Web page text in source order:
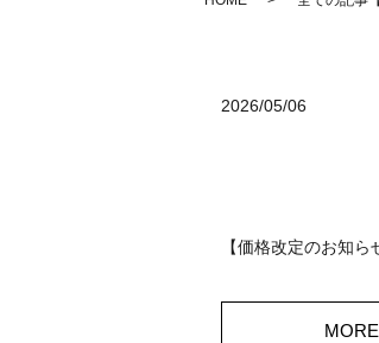
2026/05/06
【価格改定のお知
MORE